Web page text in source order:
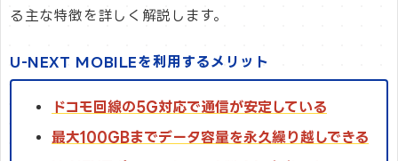
る主な特徴を詳しく解説します。
U-NEXT MOBILEを利用するメリット
ドコモ回線の5G対応で通信が安定している
最大100GBまでデータ容量を永久繰り越しできる